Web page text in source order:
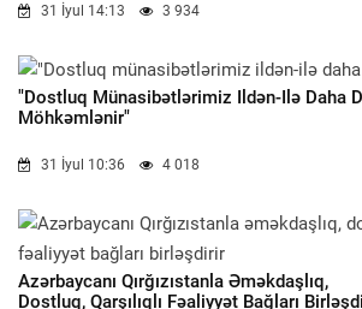
31 İyul 14:13 3 934
"Dostluq Münasibətlərimiz Ildən-Ilə Daha
Möhkəmlənir"
31 İyul 10:36 4 018
Azərbaycanı Qırğızıstanla Əməkdaşlıq,
Dostluq, Qarşılıqlı Fəaliyyət Bağları